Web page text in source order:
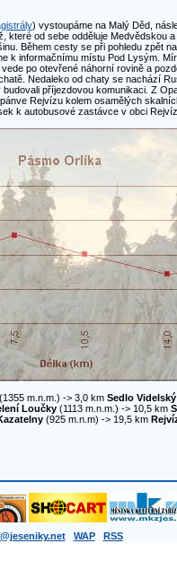
) vystoupáme na Malý Děd,
které od sebe odděluje Medvědskou
Během cesty se při pohledu zpět
k informačnímu místu Pod Lysým.
po otevřené náhorní rovině a
Nedaleko od chaty se nachází
příjezdovou komunikaci. Z
Rejvízu kolem osamělých
k autobusové zastávce v obci Rejvíz.
(1355 m.n.m.) -> 3,0 km Sedlo
Loučky(1113 m.n.m.) -> 10,5 km
(925 m.n.m) -> 19,5 km
WAP RSS